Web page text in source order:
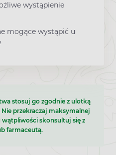
wystąpienie
mogące wystąpić u
stosuj go zgodnie z ulotką
przekraczaj maksymalnej
skonsultuj się z
farmaceutą.